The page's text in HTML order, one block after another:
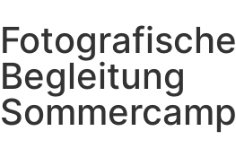
Fotografische
Begleitung